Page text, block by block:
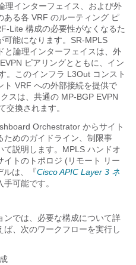
理インターフェイス、および外
ある各 VRF のルーティング ピ
Lite 構成の必要性がなくなるた
可能になります。SR-MPLS
と論理インターフェイスは、外
ピアリングとともに、イン
。このインフラ L3Out コンスト
ト VRF への外部接続を提供で
スは、共通の MP-BGP EVPN
交換されます。
Orchestrator からサイト
ためのガイドライン、制限事
説明します。MPLS ハンドオ
イトのトポロジ (リモート リー
ルは、『Cisco APIC Layer 3 ネ
手可能です。
ンでは、必要な構成について詳
ば、次のワークフローを実行し